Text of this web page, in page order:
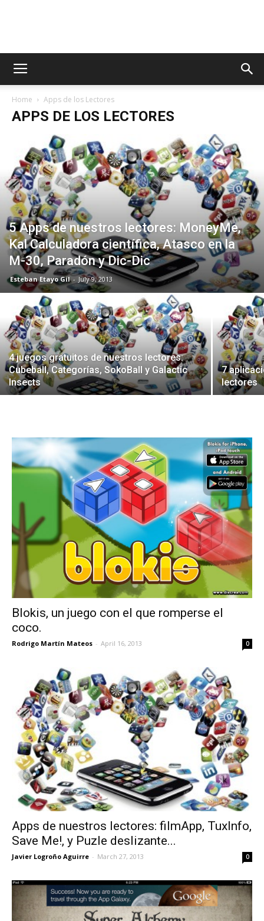
AppsTonic
Home Apps de los Lectores
APPS DE LOS LECTORES
5 Apps de nuestros lectores: MoneyMe,
Kal Calculadora científica, Atasco en la
M-30, Paradón y Dic-Dic
Esteban Etayo Gil - July 9, 2013
4 juegos gratuitos de nuestros lectores:
Cubeball, Categorías, SokoBall y Galactic
Insects
7
lectores
Blokis, un juego con el que romperse el
coco.
Rodrigo Martín Mateos - April 16, 2013 0
Apps de nuestros lectores: filmApp, TuxInfo,
Save Me!, y Puzle deslizante...
Javier Logroño Aguirre - March 27, 2013 0